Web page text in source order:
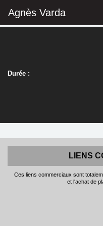
Agnès Varda
Durée :
LIENS
Ces liens commerciaux sont
et l'achat de